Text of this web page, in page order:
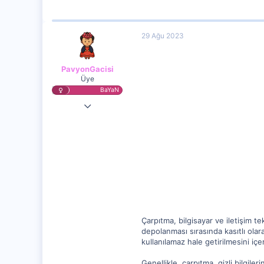
PavyonGacisi
Üye
BaYaN
20 Ağu 2023
29 Ağu 2023
Çarpıtma, bilgisayar ve iletişim
depolanması sırasında kasıtlı
kullanılamaz hale getirilmesini